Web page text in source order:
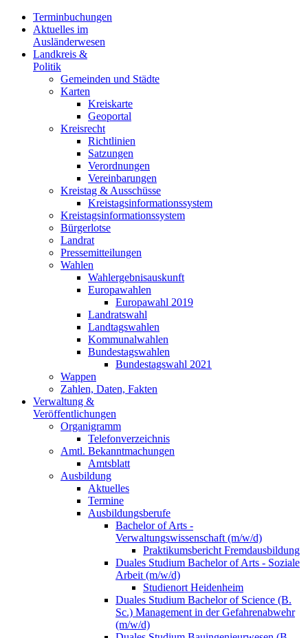
Terminbuchungen
Aktuelles im
Ausländerwesen
Landkreis &
Politik
Gemeinden und Städte
Karten
Kreiskarte
Geoportal
Kreisrecht
Richtlinien
Satzungen
Verordnungen
Vereinbarungen
Kreistag & Ausschüsse
Kreistagsinformationssystem
Kreistagsinformationssystem
Bürgerlotse
Landrat
Pressemitteilungen
Wahlen
Wahlergebnisauskunft
Europawahlen
Europawahl 2019
Landratswahl
Landtagswahlen
Kommunalwahlen
Bundestagswahlen
Bundestagswahl 2021
Wappen
Zahlen, Daten, Fakten
Verwaltung &
Veröffentlichungen
Organigramm
Telefonverzeichnis
Amtl. Bekanntmachungen
Amtsblatt
Ausbildung
Aktuelles
Termine
Ausbildungsberufe
Bachelor of Arts -
Verwaltungswissenschaft (m/w/d)
Praktikumsbericht Fremdausbildung
Duales Studium Bachelor of Arts - Soziale
Arbeit (m/w/d)
Studienort Heidenheim
Duales Studium Bachelor of Science (B.
Sc.) Management in der Gefahrenabwehr
(m/w/d)